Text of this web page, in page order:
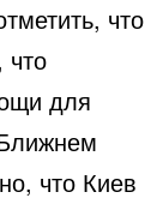
что
для
что Киев